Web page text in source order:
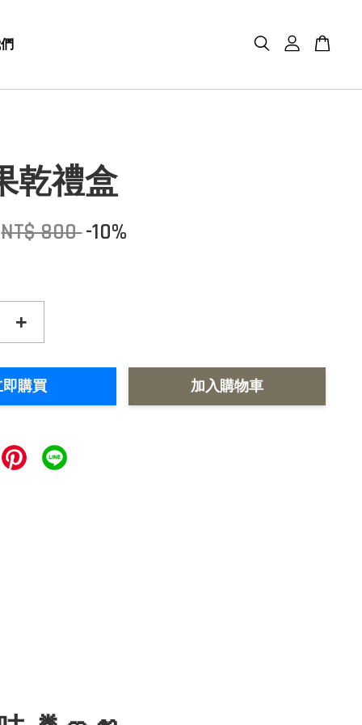
乾禮盒
NT$ 800-10%
+
即購買 加入購物車